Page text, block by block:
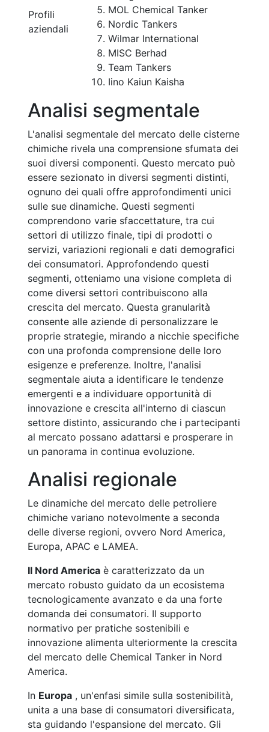
Profili
aziendali
MOL Chemical Tanker
Nordic Tankers
Wilmar International
MISC Berhad
Team Tankers
Iino Kaiun Kaisha
Analisi segmentale
L'analisi segmentale del mercato delle cisterne
chimiche rivela una comprensione sfumata dei
suoi diversi componenti. Questo mercato può
essere sezionato in diversi segmenti distinti,
ognuno dei quali offre approfondimenti unici
sulle sue dinamiche. Questi segmenti
comprendono varie sfaccettature, tra cui
settori di utilizzo finale, tipi di prodotti o
servizi, variazioni regionali e dati demografici
dei consumatori. Approfondendo questi
segmenti, otteniamo una visione completa di
come diversi settori contribuiscono alla
crescita del mercato. Questa granularità
consente alle aziende di personalizzare le
proprie strategie, mirando a nicchie specifiche
con una profonda comprensione delle loro
esigenze e preferenze. Inoltre, l'analisi
segmentale aiuta a identificare le tendenze
emergenti e a individuare opportunità di
innovazione e crescita all'interno di ciascun
settore distinto, assicurando che i partecipanti
al mercato possano adattarsi e prosperare in
un panorama in continua evoluzione.
Analisi regionale
Le dinamiche del mercato delle petroliere
chimiche variano notevolmente a seconda
delle diverse regioni, ovvero Nord America,
Europa, APAC e LAMEA.
Il Nord America è caratterizzato da un
mercato robusto guidato da un ecosistema
tecnologicamente avanzato e da una forte
domanda dei consumatori. Il supporto
normativo per pratiche sostenibili e
innovazione alimenta ulteriormente la crescita
del mercato delle Chemical Tanker in Nord
America.
In Europa , un'enfasi simile sulla sostenibilità,
unita a una base di consumatori diversificata,
sta guidando l'espansione del mercato. Gli